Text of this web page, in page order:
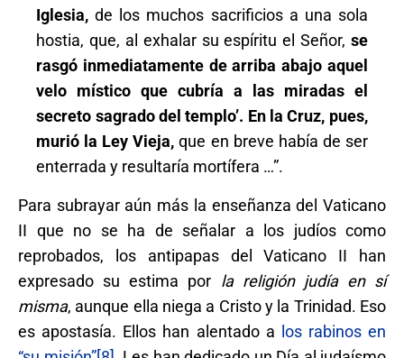
Iglesia, de los muchos sacrificios a una sola
hostia, que, al exhalar su espíritu el Señor, se
rasgó inmediatamente de arriba abajo aquel
velo místico que cubría a las miradas el
secreto sagrado del templo’. En la Cruz, pues,
murió la Ley Vieja, que en breve había de ser
enterrada y resultaría mortífera …”.
Para subrayar aún más la enseñanza del Vaticano
II que no se ha de señalar a los judíos como
reprobados, los antipapas del Vaticano II han
expresado su estima por la religión judía en sí
misma, aunque ella niega a Cristo y la Trinidad. Eso
es apostasía. Ellos han alentado a los rabinos en